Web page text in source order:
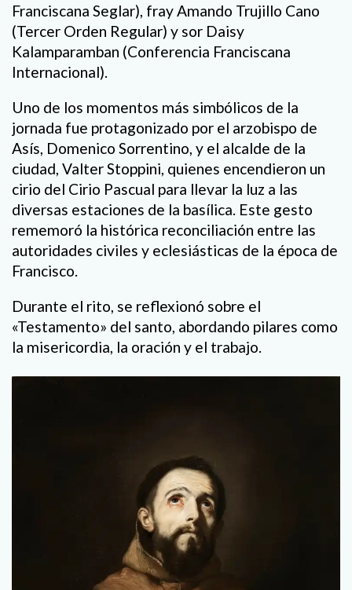
Franciscana Seglar), fray Amando Trujillo Cano
(Tercer Orden Regular) y sor Daisy
Kalamparamban (Conferencia Franciscana
Internacional).
Uno de los momentos más simbólicos de la
jornada fue protagonizado por el arzobispo de
Asís, Domenico Sorrentino, y el alcalde de la
ciudad, Valter Stoppini, quienes encendieron un
cirio del Cirio Pascual para llevar la luz a las
diversas estaciones de la basílica. Este gesto
rememoró la histórica reconciliación entre las
autoridades civiles y eclesiásticas de la época de
Francisco.
Durante el rito, se reflexionó sobre el
«Testamento» del santo, abordando pilares como
la misericordia, la oración y el trabajo.